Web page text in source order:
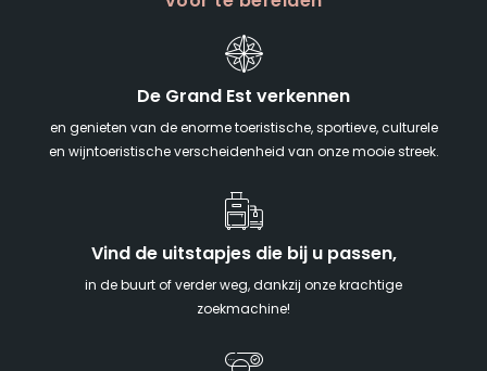
De Grand Est verkennen
en genieten van de enorme toeristische, sportieve, culturele
en wijntoeristische verscheidenheid van onze mooie streek.
Vind de uitstapjes die bij u passen,
in de buurt of verder weg, dankzij onze krachtige
zoekmachine!